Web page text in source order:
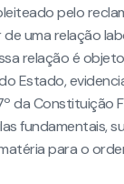
pelo
uma relação
relação é
Estado,
da Constituição
fundamentais,
para o